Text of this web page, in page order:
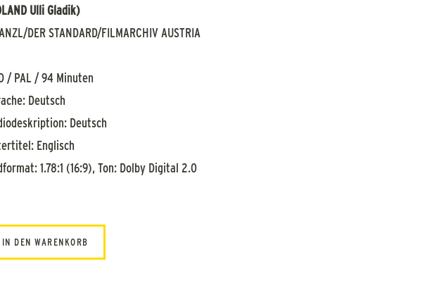
Ulli Gladik)
DER STANDARD/FILMARCHIV AUSTRIA
/ PAL / 94 Minuten
Deutsch
Deutsch
Englisch
1.78:1 (16:9), Ton: Dolby Digital 2.0
IN DEN WARENKORB